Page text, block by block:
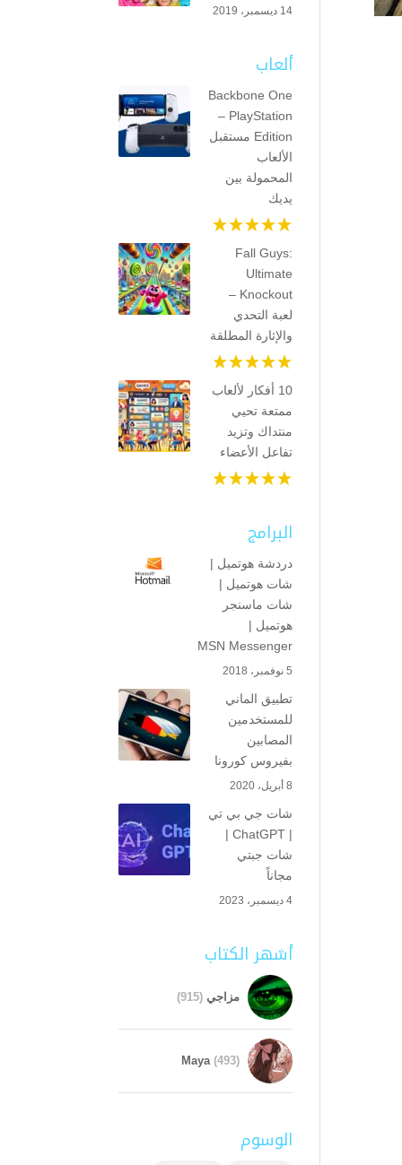
14 ديسمبر، 2019
ألعاب
Backbone One
– PlayStation
Edition مستقبل
الألعاب
المحمولة بين
يديك
Fall Guys:
Ultimate
Knockout –
لعبة التحدي
والإثارة المطلقة
10 أفكار لألعاب
ممتعة تحيي
منتداك وتزيد
تفاعل الأعضاء
البرامج
دردشة هوتميل |
شات هوتميل |
شات ماسنجر
هوتميل |
MSN Messenger
5 نوفمبر، 2018
تطبيق الماني
للمستخدمين
المصابين
بفيروس كورونا
8 أبريل، 2020
شات جي بي تي
| ChatGPT |
شات جبتي
مجاناً
4 ديسمبر، 2023
أشهر الكتاب
مزاجي (915)
Maya (493)
الوسوم